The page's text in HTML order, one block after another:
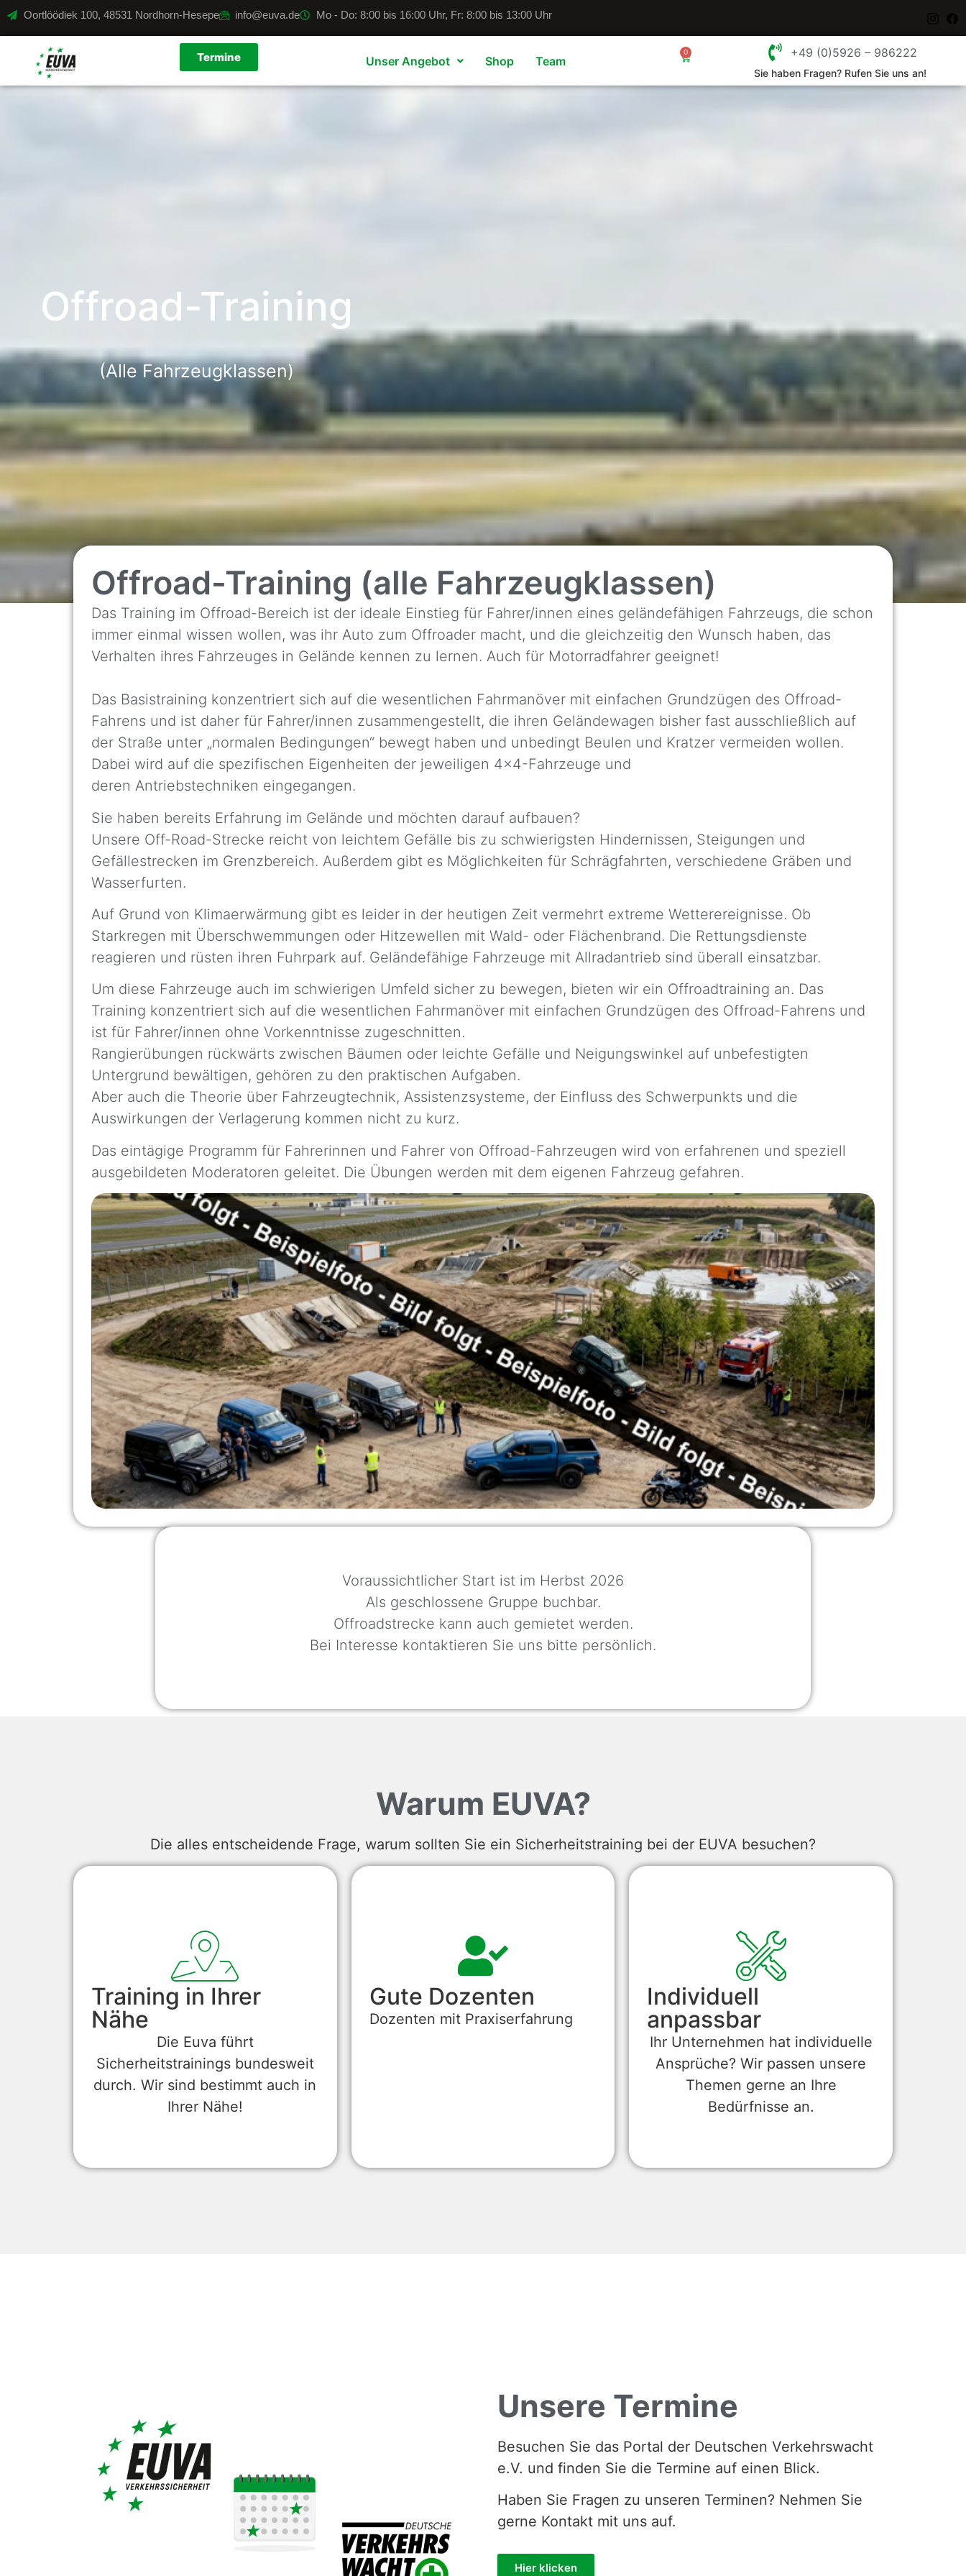
Oortlöödiek 100, 48531 Nordhorn-Hesepe info@euva.de Mo - Do: 8:00 bis 16:00 Uhr, Fr: 8:00 bis 13:00 Uhr
Termine Unser Angebot Shop Team
0 +49 (0)5926 – 986222
Sie haben Fragen? Rufen Sie uns an!
Offroad-Training
(Alle Fahrzeugklassen)
Offroad-Training (alle Fahrzeugklassen)
Das Training im Offroad-Bereich ist der ideale Einstieg für Fahrer/innen eines geländefähigen Fahrzeugs, die schon
immer einmal wissen wollen, was ihr Auto zum Offroader macht, und die gleichzeitig den Wunsch haben, das
Verhalten ihres Fahrzeuges in Gelände kennen zu lernen. Auch für Motorradfahrer geeignet!
Das Basistraining konzentriert sich auf die wesentlichen Fahrmanöver mit einfachen Grundzügen des Offroad-
Fahrens und ist daher für Fahrer/innen zusammengestellt, die ihren Geländewagen bisher fast ausschließlich auf
der Straße unter „normalen Bedingungen“ bewegt haben und unbedingt Beulen und Kratzer vermeiden wollen.
Dabei wird auf die spezifischen Eigenheiten der jeweiligen 4×4-Fahrzeuge und
deren Antriebstechniken eingegangen.
Sie haben bereits Erfahrung im Gelände und möchten darauf aufbauen?
Unsere Off-Road-Strecke reicht von leichtem Gefälle bis zu schwierigsten Hindernissen, Steigungen und
Gefällestrecken im Grenzbereich. Außerdem gibt es Möglichkeiten für Schrägfahrten, verschiedene Gräben und
Wasserfurten.
Auf Grund von Klimaerwärmung gibt es leider in der heutigen Zeit vermehrt extreme Wetterereignisse. Ob
Starkregen mit Überschwemmungen oder Hitzewellen mit Wald- oder Flächenbrand. Die Rettungsdienste
reagieren und rüsten ihren Fuhrpark auf. Geländefähige Fahrzeuge mit Allradantrieb sind überall einsatzbar.
Um diese Fahrzeuge auch im schwierigen Umfeld sicher zu bewegen, bieten wir ein Offroadtraining an. Das
Training konzentriert sich auf die wesentlichen Fahrmanöver mit einfachen Grundzügen des Offroad-Fahrens und
ist für Fahrer/innen ohne Vorkenntnisse zugeschnitten.
Rangierübungen rückwärts zwischen Bäumen oder leichte Gefälle und Neigungswinkel auf unbefestigten
Untergrund bewältigen, gehören zu den praktischen Aufgaben.
Aber auch die Theorie über Fahrzeugtechnik, Assistenzsysteme, der Einfluss des Schwerpunkts und die
Auswirkungen der Verlagerung kommen nicht zu kurz.
Das eintägige Programm für Fahrerinnen und Fahrer von Offroad-Fahrzeugen wird von erfahrenen und speziell
ausgebildeten Moderatoren geleitet. Die Übungen werden mit dem eigenen Fahrzeug gefahren.
Voraussichtlicher Start ist im Herbst 2026
Als geschlossene Gruppe buchbar.
Offroadstrecke kann auch gemietet werden.
Bei Interesse kontaktieren Sie uns bitte persönlich.
Warum EUVA?
Die alles entscheidende Frage, warum sollten Sie ein Sicherheitstraining bei der EUVA besuchen?
Training in Ihrer
Nähe
Die Euva führt
Sicherheitstrainings bundesweit
durch. Wir sind bestimmt auch in
Ihrer Nähe!
Gute Dozenten
Dozenten mit Praxiserfahrung
Individuell
anpassbar
Ihr Unternehmen hat individuelle
Ansprüche? Wir passen unsere
Themen gerne an Ihre
Bedürfnisse an.
Unsere Termine
Besuchen Sie das Portal der Deutschen Verkehrswacht
e.V. und finden Sie die Termine auf einen Blick.
Haben Sie Fragen zu unseren Terminen? Nehmen Sie
gerne Kontakt mit uns auf.
Hier klicken